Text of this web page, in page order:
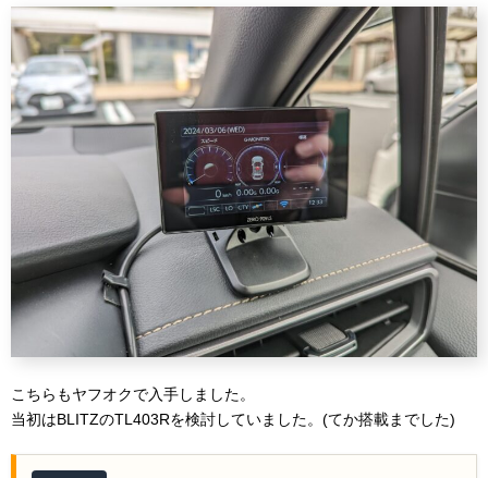
こちらもヤフオクで入手しました。
当初はBLITZのTL403Rを検討していました。(てか搭載までした)